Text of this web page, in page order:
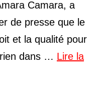
Camara, a
de presse que le
et la qualité pour
dans … Lire la